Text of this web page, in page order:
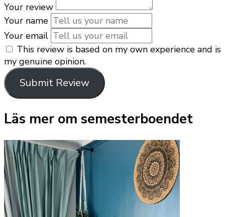
Your review
Your name
Your email
This review is based on my own experience and is
my genuine opinion.
Submit Review
Läs mer om semesterboendet